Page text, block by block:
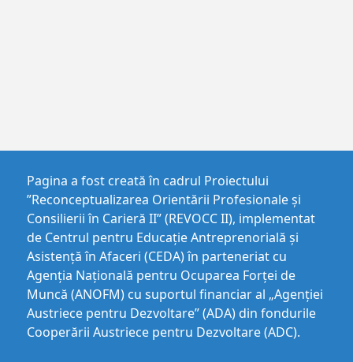
Pagina a fost creată în cadrul Proiectului
”Reconceptualizarea Orientării Profesionale și
Consilierii în Carieră II” (REVOCC II), implementat
de Centrul pentru Educaţie Antreprenorială şi
Asistenţă în Afaceri (CEDA) în parteneriat cu
Agenția Națională pentru Ocuparea Forței de
Muncă (ANOFM) cu suportul financiar al „Agenției
Austriece pentru Dezvoltare” (ADA) din fondurile
Cooperării Austriece pentru Dezvoltare (ADC).